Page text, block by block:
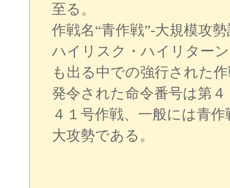
至る。
作戦名“青作戦”‐大規模攻
ハイリスク・ハイリター
も出る中での強行された
発令された命令番号は第４
４１号作戦、一般には青
大攻勢である。